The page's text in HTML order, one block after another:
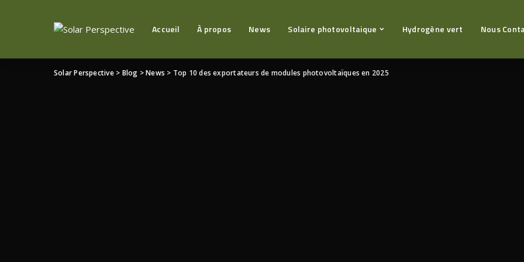
Accueil À propos News Solaire photovoltaique Hydrogène vert Nous
Solar Perspective> Blog >News > Top 10 des exportateurs de modules photovoltaïques en 2025